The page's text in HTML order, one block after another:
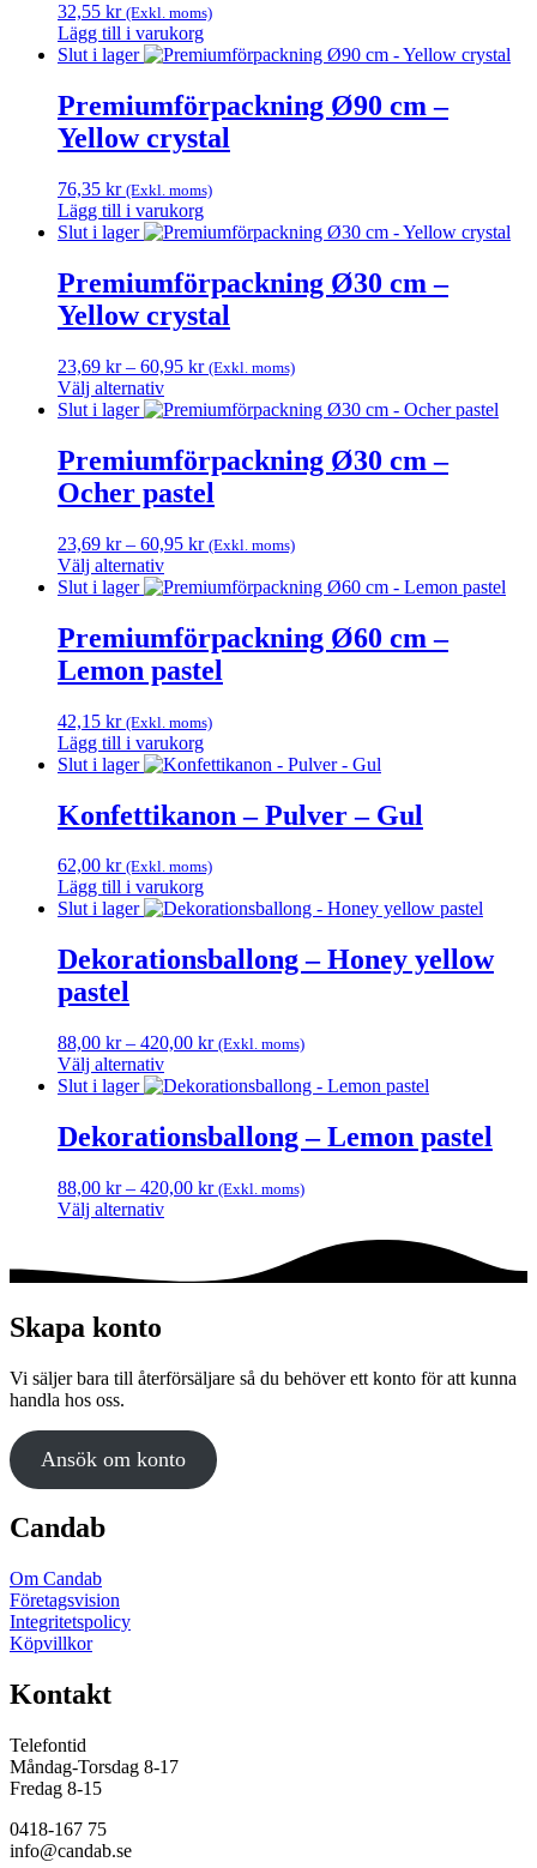
32,55 kr (Exkl. moms)
Lägg till i varukorg
Slut i lager
Premiumförpackning Ø90 cm –
Yellow crystal
76,35 kr (Exkl. moms)
Lägg till i varukorg
Slut i lager
Premiumförpackning Ø30 cm –
Yellow crystal
23,69 kr – 60,95 krPrisintervall:
till
(Exkl. moms)
Välj alternativ
Den
produkten
har
flera
De
olika
alternativen
kan
väljas
på
produktsidan
Slut i lager
Premiumförpackning Ø30 cm –
Ocher pastel
23,69 kr – 60,95 krPrisintervall:
till
(Exkl. moms)
Välj alternativ
Den
produkten
har
flera
De
olika
alternativen
kan
väljas
på
Slut i lager
Premiumförpackning Ø60 cm –
Lemon pastel
42,15 kr (Exkl. moms)
Lägg till i varukorg
Slut i lager
Konfettikanon – Pulver – Gul
62,00 kr (Exkl. moms)
Lägg till i varukorg
Slut i lager
Dekorationsballong – Honey yellow
pastel
88,00 kr – 420,00 krPrisintervall:
till
(Exkl. moms)
Välj alternativ
Den
produkten
har
varianter.
De
kan
på
produktsidan
Slut i lager
Dekorationsballong – Lemon pastel
88,00 kr – 420,00 krPrisintervall:
(Exkl. moms)
Välj alternativ
produkten
varianter.
olika
alternativen
på
produktsidan
Skapa konto
Vi säljer bara till återförsäljare så du behöver ett konto för att kunna
handla hos oss.
Ansök om konto
Candab
Om Candab
Företagsvision
Integritetspolicy
Köpvillkor
Kontakt
Telefontid
Måndag-Torsdag 8-17
Fredag 8-15
0418-167 75
info@candab.se